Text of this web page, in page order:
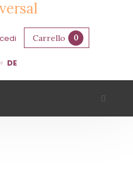
Carrello 0
DE